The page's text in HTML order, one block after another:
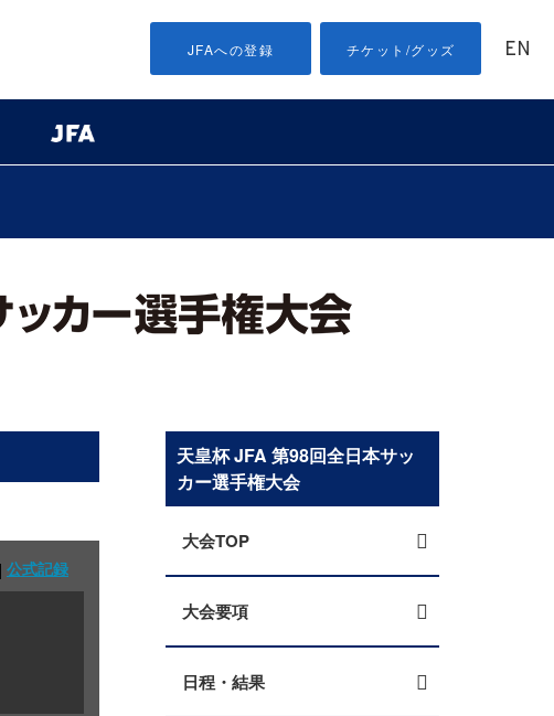
JFAへの登録 チケット/グッズ EN
公式記録
天皇杯 JFA 第98回全日本サッ
カー選手権大会
大会TOP
大会要項
日程・結果